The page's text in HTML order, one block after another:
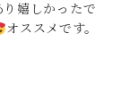
嬉しかったで
オススメです。